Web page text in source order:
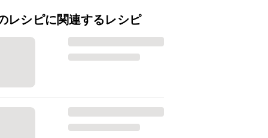
レシピに関連するレシピ